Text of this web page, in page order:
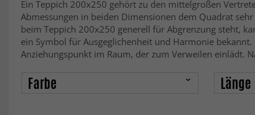
Ein Teppich 200x250 gehört zu den mittelgroßen
Abmessungen in beiden Dimensionen dem Quadrat
beim Teppich 200x250 generell für Abgrenzung steht,
ein Symbol für Ausgeglichenheit und Harmonie
Anziehungspunkt im Raum, der zum Verweilen einlädt.
Farbe Länge